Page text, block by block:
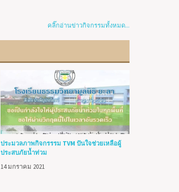
คลิ๊กอ่านข่าวกิจกรรมทั้งหมด...
ประมวลภาพกิจกรรรม TVM ปันใจช่วยเหลือผู้
ประสบภัยน้ำท่วม
14 มกราคม 2021